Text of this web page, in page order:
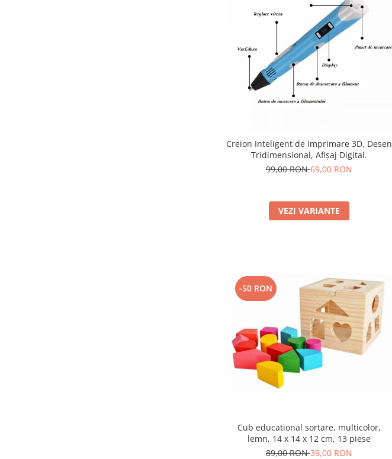
Creion Inteligent de Imprimare 3D, Desen
Tridimensional, Afișaj Digital.
99,00 RON69,00 RON
VEZI VARIANTE
-50 RON
Cub educational sortare, multicolor,
lemn, 14 x 14 x 12 cm, 13 piese
89,00 RON39,00 RON